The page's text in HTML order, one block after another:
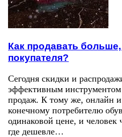
Как продавать
покупателя?
Сегодня скидки и
эффективным
продаж. К тому же, онлайн
конечному потребителю
одинаковой цене, и человек
где дешевле…